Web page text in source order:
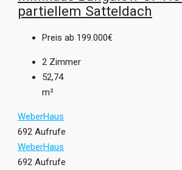
partiellem Satteldach
Preis ab 199.000€
2 Zimmer
52,74
m²
WeberHaus
692 Aufrufe
WeberHaus
692 Aufrufe